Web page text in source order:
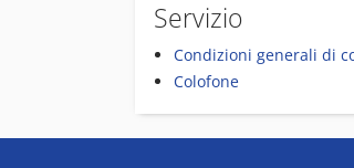
Servizio
Condizioni generali di
Colofone